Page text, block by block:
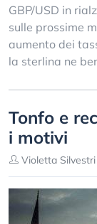
GBP/USD in
sulle prossime
aumento dei
la sterlina ne
Tonfo e
i motivi
Violetta Silvestri